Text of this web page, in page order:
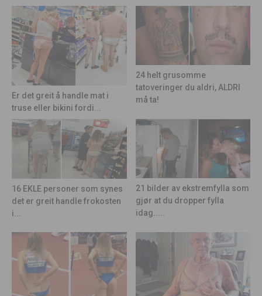
Er det greit å handle mat i
truse eller bikini fordi...
24 helt grusomme
tatoveringer du aldri, ALDRI
må ta!
16 EKLE personer som synes
det er greit handle frokosten
i...
21 bilder av ekstremfylla som
gjør at du dropper fylla
idag.....